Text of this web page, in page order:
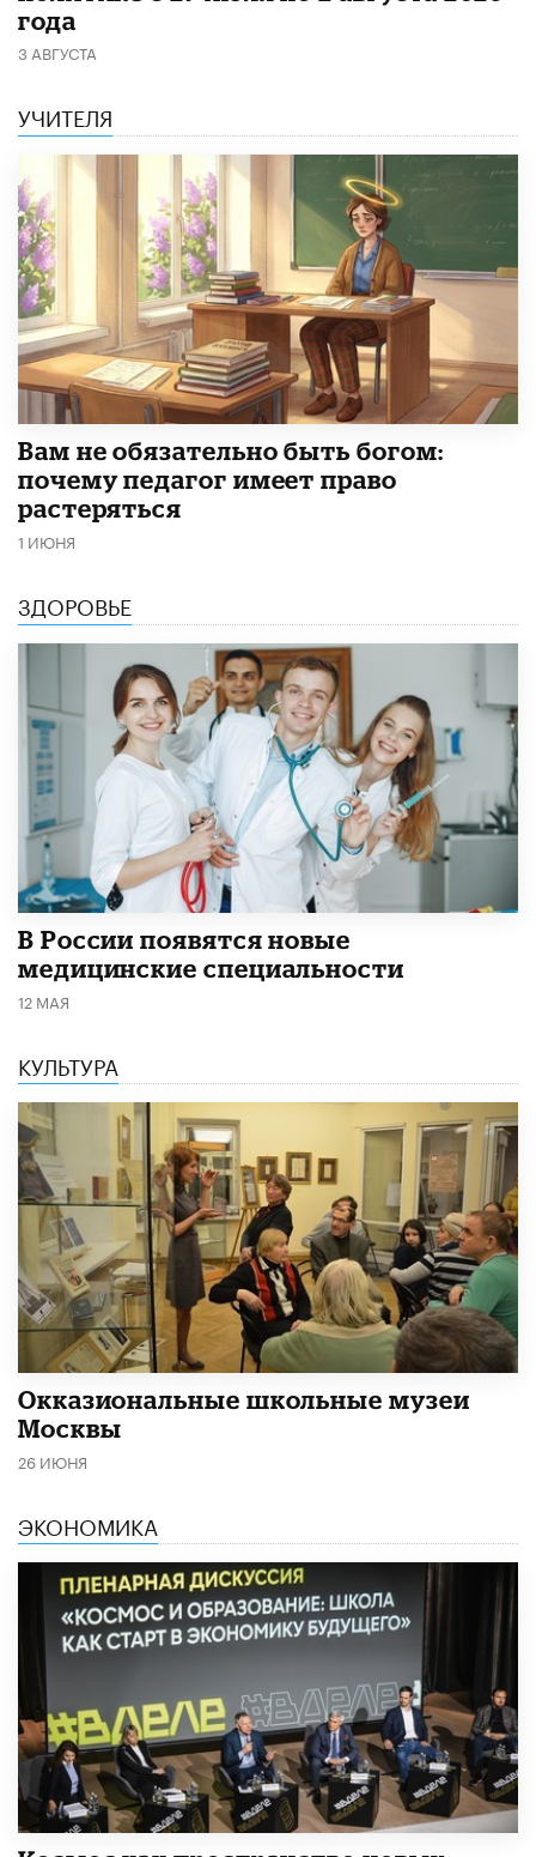
года
3 АВГУСТА
УЧИТЕЛЯ
​Вам не обязательно быть богом:
почему педагог имеет право
растеряться
1 ИЮНЯ
ЗДОРОВЬЕ
В России появятся новые
медицинские специальности
12 МАЯ
КУЛЬТУРА
​Окказиональные школьные музеи
Москвы
26 ИЮНЯ
ЭКОНОМИКА